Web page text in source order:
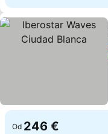
Od 246 €